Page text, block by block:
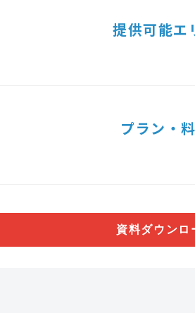
提供可能エ
プラン・
資料ダウンロ